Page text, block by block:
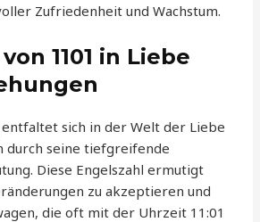
Zufriedenheit und Wachstum.
1101 in Liebe
sich in der Welt der Liebe
durch seine tiefgreifende
Diese Engelszahl ermutigt
zu akzeptieren und
die oft mit der Uhrzeit 11:01